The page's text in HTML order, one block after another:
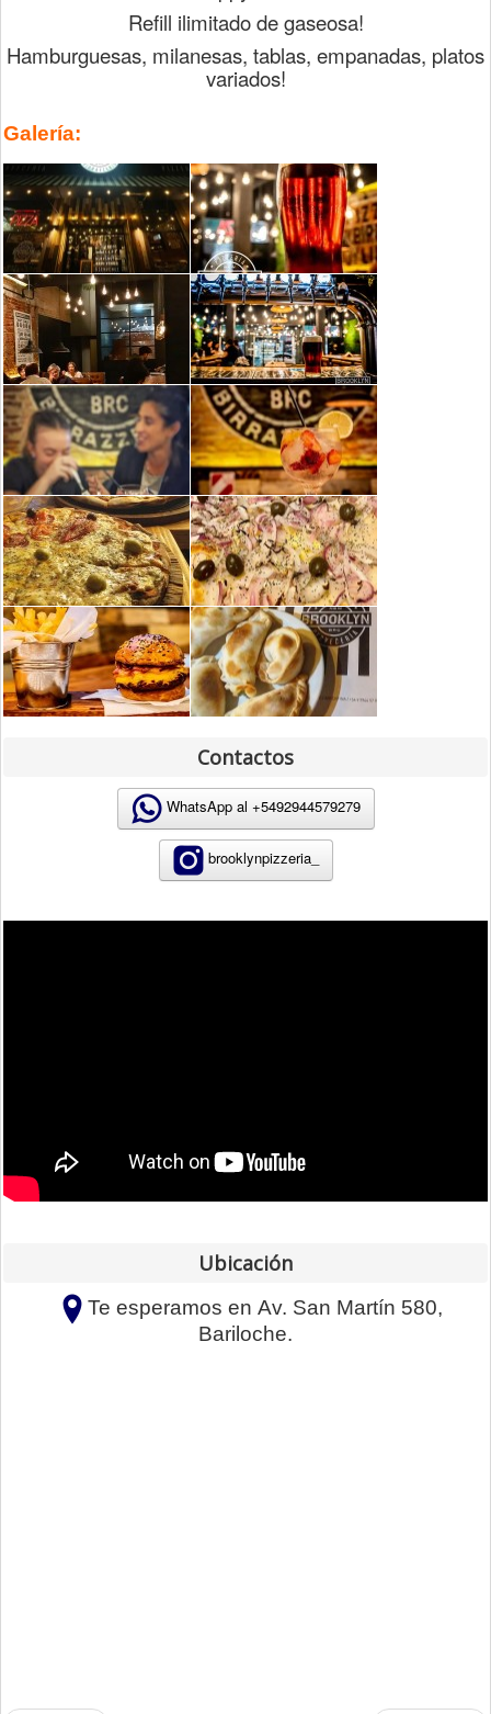
Refill ilimitado de gaseosa!
Hamburguesas, milanesas, tablas, empanadas, platos
variados!
Galería:
Contactos
WhatsApp al +5492944579279
brooklynpizzeria_
Ubicación
Te esperamos en Av. San Martín 580,
Bariloche.